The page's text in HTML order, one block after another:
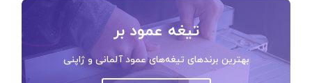
تیغه عمود بر
بهترین برندهای تیغه‌های عمود آلمانی و ژاپنی